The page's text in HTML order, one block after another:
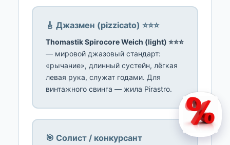
🎸 Джазмен (pizzicato) ⭐⭐⭐
Thomastik Spirocore Weich (light) ⭐⭐⭐
— мировой джазовый стандарт:
«рычание», длинный сустейн, лёгкая
левая рука, служат годами. Для
винтажного свинга — жила Pirastro.
🎯 Солист / конкурсант